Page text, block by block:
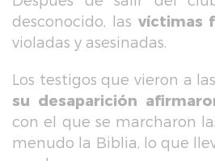
desconocido, las víctimas
violadas y asesinadas.
Los testigos que vieron a
su desaparición
con el que se marcharon
menudo la Biblia, lo que